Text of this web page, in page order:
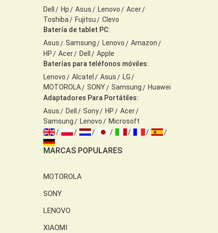
Dell Hp Asus Lenovo
Acer
Toshiba
Fujitsu
Clevo
Batería de tablet PC:
Asus
Samsung Lenovo
Amazon
HP
Acer Dell
Apple
Baterías para teléfonos móviles:
Lenovo
Alcatel Asus
LG
MOTOROLA
SONY Samsung
Huawei
Adaptadores Para Portátiles:
Asus
Dell Sony HP
Acer
Samsung
Lenovo Microsoft
MARCAS POPULARES
MOTOROLA
SONY
LENOVO
XIAOMI